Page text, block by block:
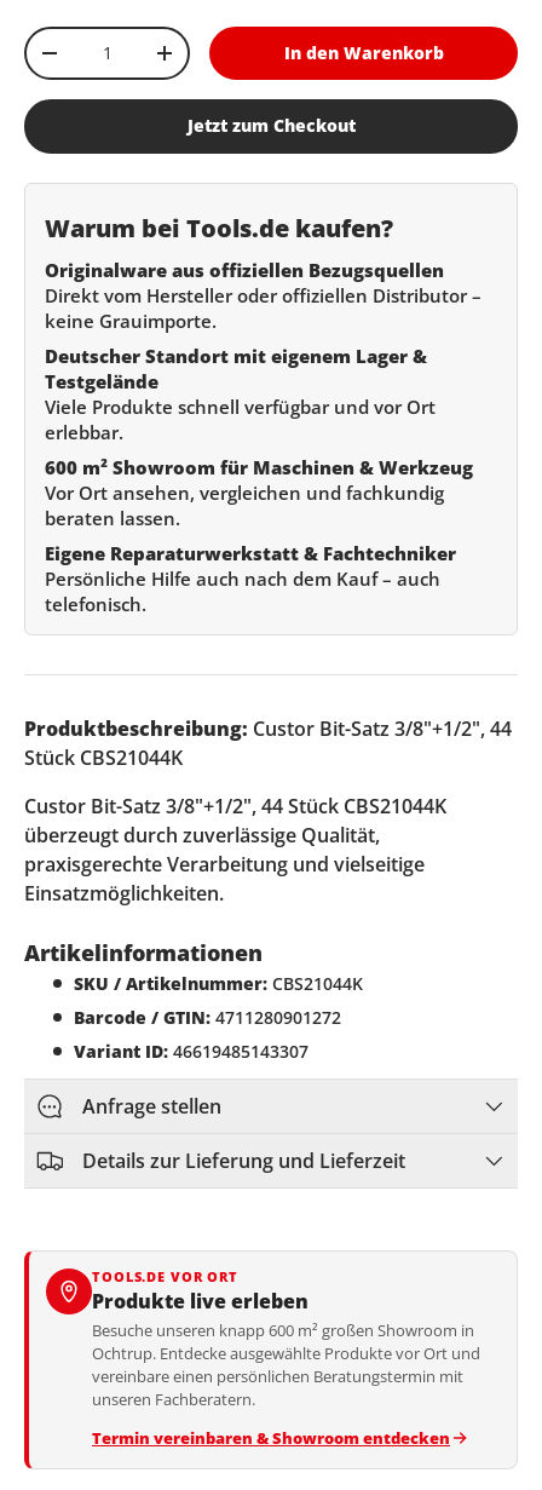
Anzahl
Menge verringernMenge erhöhenIn den Warenkorb
Jetzt zum Checkout
Warum bei Tools.de kaufen?
Originalware aus offiziellen Bezugsquellen
Direkt vom Hersteller oder offiziellen Distributor –
keine Grauimporte.
Deutscher Standort mit eigenem Lager &
Testgelände
Viele Produkte schnell verfügbar und vor Ort
erlebbar.
600 m² Showroom für Maschinen & Werkzeug
Vor Ort ansehen, vergleichen und fachkundig
beraten lassen.
Eigene Reparaturwerkstatt & Fachtechniker
Persönliche Hilfe auch nach dem Kauf – auch
telefonisch.
Produktbeschreibung: Custor Bit-Satz 3/8"+1/2", 44
Stück CBS21044K
Custor Bit-Satz 3/8"+1/2", 44 Stück CBS21044K
überzeugt durch zuverlässige Qualität,
praxisgerechte Verarbeitung und vielseitige
Einsatzmöglichkeiten.
Artikelinformationen
SKU / Artikelnummer: CBS21044K
Barcode / GTIN: 4711280901272
Variant ID: 46619485143307
Anfrage stellen
Details zur Lieferung und Lieferzeit
TOOLS.DE VOR ORT
Produkte live erleben
Besuche unseren knapp 600 m² großen Showroom in
Ochtrup. Entdecke ausgewählte Produkte vor Ort und
vereinbare einen persönlichen Beratungstermin mit
unseren Fachberatern.
Termin vereinbaren & Showroom entdecken